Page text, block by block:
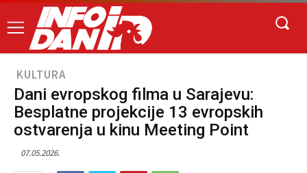
KULTURA
Dani evropskog filma u Sarajevu:
Besplatne projekcije 13 evropskih
ostvarenja u kinu Meeting Point
07.05.2026.